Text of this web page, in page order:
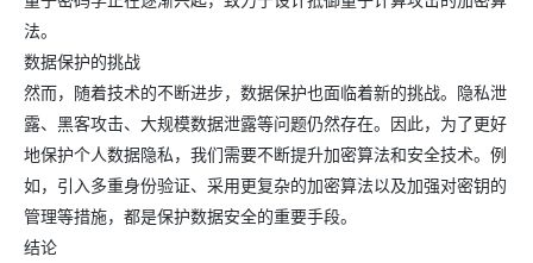
法。
数据保护的挑战
然而，随着技术的不断进步，数据保护也面临着新的挑战。隐私泄
露、黑客攻击、大规模数据泄露等问题仍然存在。因此，为了更好
地保护个人数据隐私，我们需要不断提升加密算法和安全技术。例
如，引入多重身份验证、采用更复杂的加密算法以及加强对密钥的
管理等措施，都是保护数据安全的重要手段。
结论